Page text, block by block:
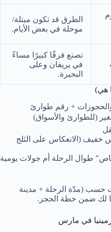
الطرق قد تكون مبتلة/
موحلة في بعض الأيام.
تصنع فرقًا كبيرًا مساءً
في يريفان وعلى
البحيرة.
والحجوزات + رقم طوارئ
(للطوارئ والأسواق)
(الانعكاس على الثلج
طوال الرحلة أم جولات يومية
حسب (مدّة الرحلة + مدينة
لك ضمن خطة الحجز.